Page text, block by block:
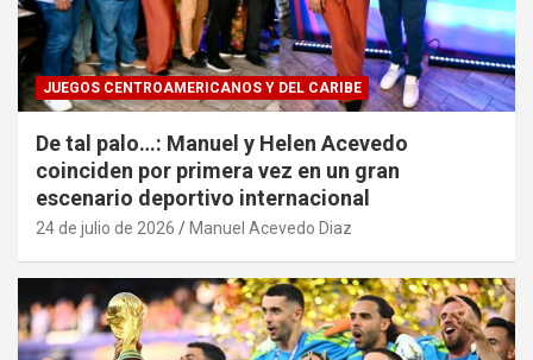
JUEGOS CENTROAMERICANOS Y DEL CARIBE
De tal palo…: Manuel y Helen Acevedo
coinciden por primera vez en un gran
escenario deportivo internacional
24 de julio de 2026 Manuel Acevedo Diaz